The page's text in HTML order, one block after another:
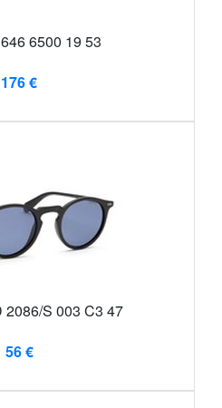
6500 19 53
176 €
2086/S 003 C3 47
56 €